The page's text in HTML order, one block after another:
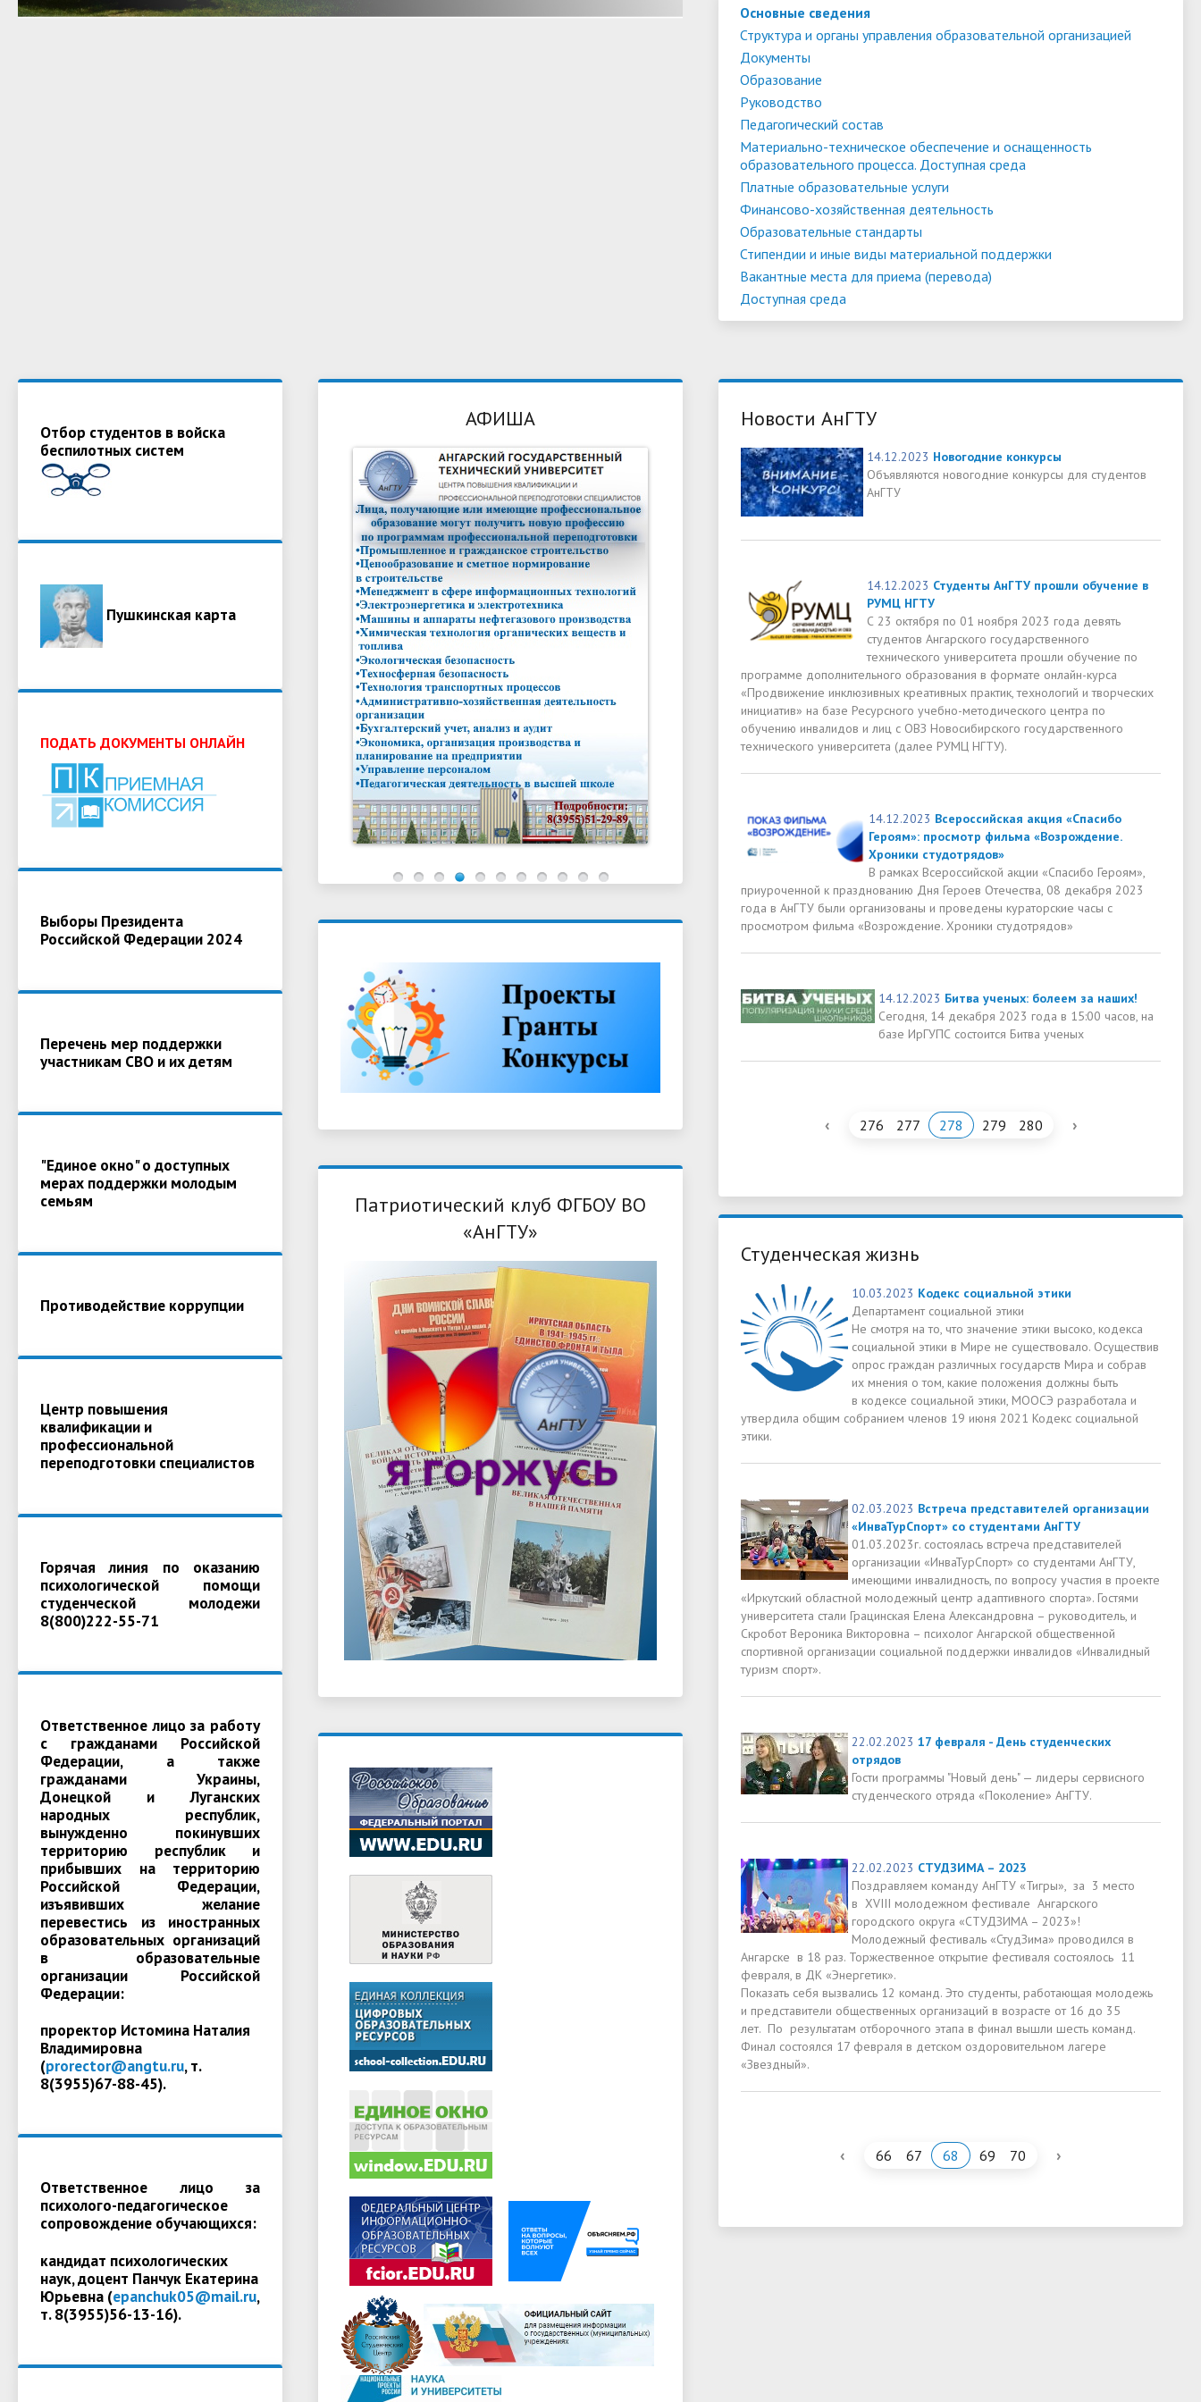
Основные сведения
Структура и органы управления образовательной организацией
Документы
Образование
Руководство
Педагогический состав
Материально-техническое обеспечение и оснащенность
образовательного процесса. Доступная среда
Платные образовательные услуги
Финансово-хозяйственная деятельность
Образовательные стандарты
Стипендии и иные виды материальной поддержки
Вакантные места для приема (перевода)
Доступная среда
Отбор студентов в войска
беспилотных систем
Пушкинская карта
ПОДАТЬ ДОКУМЕНТЫ ОНЛАЙН
Выборы Президента
Российской Федерации 2024
Перечень мер поддержки
участникам СВО и их детям
"Единое окно" о доступных
мерах поддержки молодым
семьям
Противодействие коррупции
Центр повышения
квалификации и
профессиональной
переподготовки специалистов
Горячая линия по оказанию
психологической помощи
студенческой молодежи
8(800)222-55-71
Ответственное лицо за работу
с гражданами Российской
Федерации, а также
гражданами Украины,
Донецкой и Луганских
народных республик,
вынужденно покинувших
территорию республик и
прибывших на территорию
Российской Федерации,
изъявивших желание
перевестись из иностранных
образовательных организаций
в образовательные
организации Российской
Федерации:
проректор Истомина Наталия
Владимировна
(prorector@angtu.ru, т.
8(3955)67-88-45).
Ответственное лицо за
психолого-педагогическое
сопровождение обучающихся:
кандидат психологических
наук, доцент Панчук Екатерина
Юрьевна (epanchuk05@mail.ru,
т. 8(3955)56-13-16).
АФИША
Патриотический клуб ФГБОУ ВО
«АнГТУ»
Новости АнГТУ
14.12.2023 Новогодние конкурсы
Объявляются новогодние конкурсы для студентов
АнГТУ
14.12.2023 Студенты АнГТУ прошли обучение в
РУМЦ НГТУ
С 23 октября по 01 ноября 2023 года девять
студентов Ангарского государственного
технического университета прошли обучение по
программе дополнительного образования в формате онлайн-курса
«Продвижение инклюзивных креативных практик, технологий и творческих
инициатив» на базе Ресурсного учебно-методического центра по
обучению инвалидов и лиц с ОВЗ Новосибирского государственного
технического университета (далее РУМЦ НГТУ).
14.12.2023 Всероссийская акция «Спасибо
Героям»: просмотр фильма «Возрождение.
Хроники студотрядов»
В рамках Всероссийской акции «Спасибо Героям»,
приуроченной к празднованию Дня Героев Отечества, 08 декабря 2023
года в АнГТУ были организованы и проведены кураторские часы с
просмотром фильма «Возрождение. Хроники студотрядов»
14.12.2023 Битва ученых: болеем за наших!
Сегодня, 14 декабря 2023 года в 15:00 часов, на
базе ИрГУПС состоится Битва ученых
‹ 276 277 278 279 280 ›
Студенческая жизнь
10.03.2023 Кодекс социальной этики
Департамент социальной этики
Не смотря на то, что значение этики высоко, кодекса
социальной этики в Мире не существовало. Осуществив
опрос граждан различных государств Мира и собрав
их мнения о том, какие положения должны быть
в кодексе социальной этики, МООСЭ разработала и
утвердила общим собранием членов 19 июня 2021 Кодекс социальной
этики.
02.03.2023 Встреча представителей организации
«ИнваТурСпорт» со студентами АнГТУ
01.03.2023г. состоялась встреча представителей
организации «ИнваТурСпорт» со студентами АнГТУ,
имеющими инвалидность, по вопросу участия в проекте
«Иркутский областной молодежный центр адаптивного спорта». Гостями
университета стали Грацинская Елена Александровна – руководитель, и
Скробот Вероника Викторовна – психолог Ангарской общественной
спортивной организации социальной поддержки инвалидов «Инвалидный
туризм спорт».
22.02.2023 17 февраля - День студенческих
отрядов
Гости программы "Новый день" — лидеры сервисного
студенческого отряда «Поколение» АнГТУ.
22.02.2023 СТУДЗИМА – 2023
Поздравляем команду АнГТУ «Тигры», за 3 место
в XVIII молодежном фестивале Ангарского
городского округа «СТУДЗИМА – 2023»!
Молодежный фестиваль «СтудЗима» проводился в
Ангарске в 18 раз. Торжественное открытие фестиваля состоялось 11
февраля, в ДК «Энергетик».
Показать себя вызвались 12 команд. Это студенты, работающая молодежь
и представители общественных организаций в возрасте от 16 до 35
лет. По результатам отборочного этапа в финал вышли шесть команд.
Финал состоялся 17 февраля в детском оздоровительном лагере
«Звездный».
‹ 66 67 68 69 70 ›